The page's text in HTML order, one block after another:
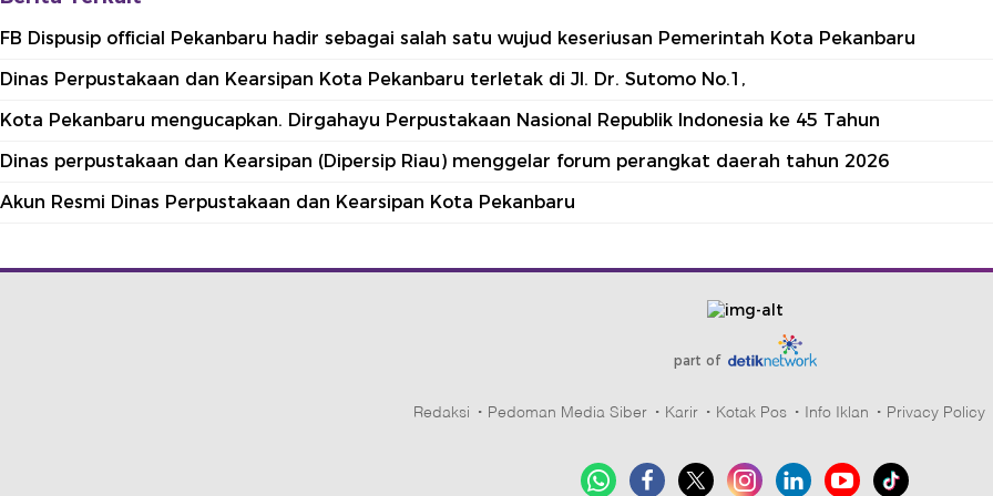
FB Dispusip official Pekanbaru hadir sebagai salah satu wujud keseriusan Pemerintah Kota Pekanbaru
Dinas Perpustakaan dan Kearsipan Kota Pekanbaru terletak di Jl. Dr. Sutomo No.1,
Kota Pekanbaru mengucapkan. Dirgahayu Perpustakaan Nasional Republik Indonesia ke 45 Tahun
Dinas perpustakaan dan Kearsipan (Dipersip Riau) menggelar forum perangkat daerah tahun 2026
Akun Resmi Dinas Perpustakaan dan Kearsipan Kota Pekanbaru
part of
Redaksi Pedoman Media Siber Karir Kotak Pos Info Iklan Privacy Policy